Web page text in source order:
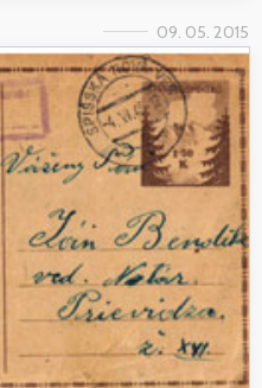
09. 05. 2015